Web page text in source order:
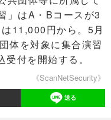
」はA・Bコースが3
11,000円から。5月
体を対象に集合演習
付を開始する。
《ScanNetSecurity》
送る